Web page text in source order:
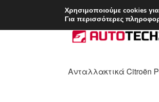
Απευθείας
μετάβαση
πλοήγηση
Μετάβαση
σε
Ανταλλακτικά Citroën
Χρησιμοποιούμε cookies
Για περισσότερες